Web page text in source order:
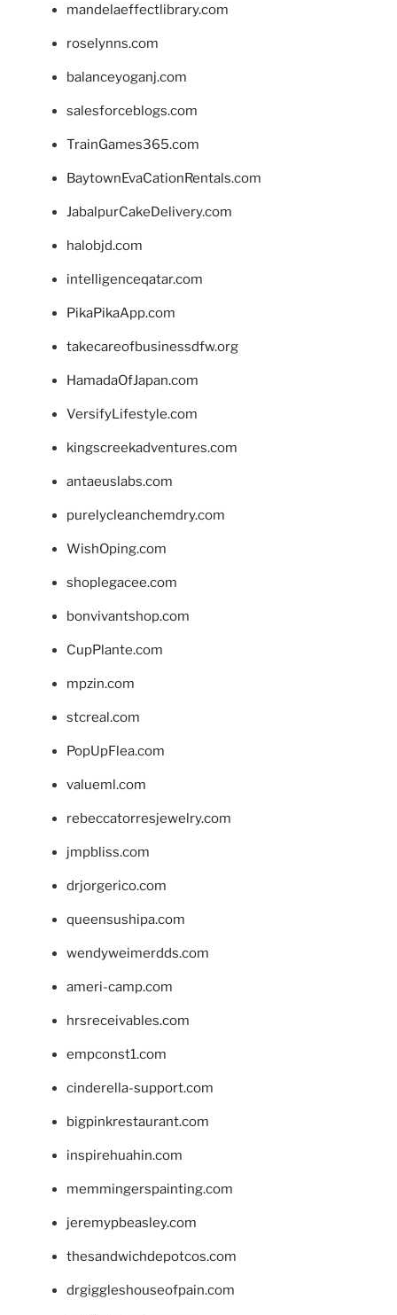
mandelaeffectlibrary.com
roselynns.com
balanceyoganj.com
salesforceblogs.com
TrainGames365.com
BaytownEvaCationRentals.com
JabalpurCakeDelivery.com
halobjd.com
intelligenceqatar.com
PikaPikaApp.com
takecareofbusinessdfw.org
HamadaOfJapan.com
VersifyLifestyle.com
kingscreekadventures.com
antaeuslabs.com
purelycleanchemdry.com
WishOping.com
shoplegacee.com
bonvivantshop.com
CupPlante.com
mpzin.com
stcreal.com
PopUpFlea.com
valueml.com
rebeccatorresjewelry.com
jmpbliss.com
drjorgerico.com
queensushipa.com
wendyweimerdds.com
ameri-camp.com
hrsreceivables.com
empconst1.com
cinderella-support.com
bigpinkrestaurant.com
inspirehuahin.com
memmingerspainting.com
jeremypbeasley.com
thesandwichdepotcos.com
drgiggleshouseofpain.com